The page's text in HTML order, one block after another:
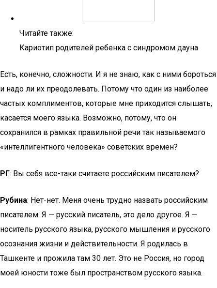
Читайте также:
Кариотип родителей ребенка с синдромом дауна
Есть, конечно, сложности. И я не знаю, как с ними бороться
и надо ли их преодолевать. Потому что один из наиболее
частых комплиментов, которые мне приходится слышать,
касается моего языка. Возможно, потому, что он
сохранился в рамках правильной речи так называемого
«интеллигентного человека» советских времен?
РГ: Вы себя все-таки считаете российским писателем?
Рубина: Нет-нет. Меня очень трудно назвать российским
писателем. Я — русский писатель, это дело другое. Я —
носитель русского языка, русского мышления и русского
осознания жизни и действительности. Я родилась в
Ташкенте и прожила там 30 лет. Это не Россия, но город
моей юности тоже был пространством русского языка.